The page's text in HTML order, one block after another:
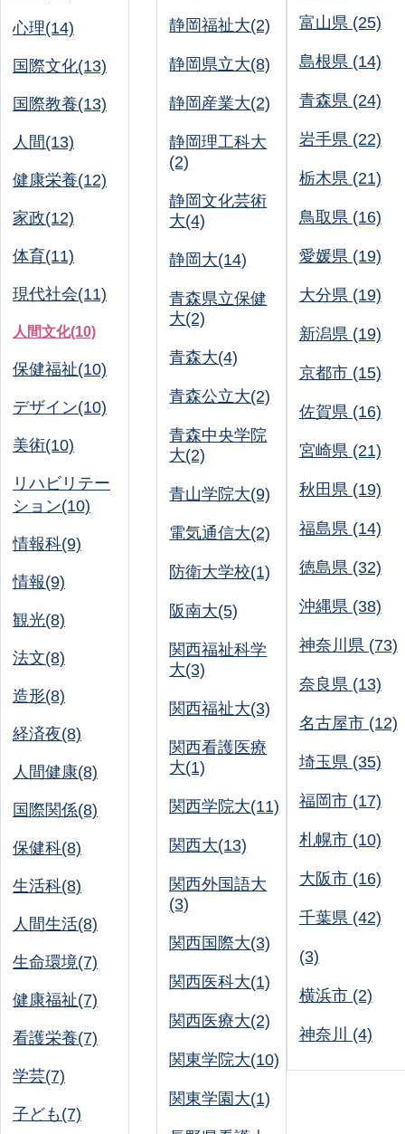
心理(14)
国際文化(13)
国際教養(13)
人間(13)
健康栄養(12)
家政(12)
体育(11)
現代社会(11)
人間文化(10)
保健福祉(10)
デザイン(10)
美術(10)
リハビリテー
ション(10)
情報科(9)
情報(9)
観光(8)
法文(8)
造形(8)
経済夜(8)
人間健康(8)
国際関係(8)
保健科(8)
生活科(8)
人間生活(8)
生命環境(7)
健康福祉(7)
看護栄養(7)
学芸(7)
子ども(7)
静岡福祉大(2)
静岡県立大(8)
静岡産業大(2)
静岡理工科大
(2)
静岡文化芸術
大(4)
静岡大(14)
青森県立保健
大(2)
青森大(4)
青森公立大(2)
青森中央学院
大(2)
青山学院大(9)
電気通信大(2)
防衛大学校(1)
阪南大(5)
関西福祉科学
大(3)
関西福祉大(3)
関西看護医療
大(1)
関西学院大(11)
関西大(13)
関西外国語大
(3)
関西国際大(3)
関西医科大(1)
関西医療大(2)
関東学院大(10)
関東学園大(1)
富山県 (25)
島根県 (14)
青森県 (24)
岩手県 (22)
栃木県 (21)
鳥取県 (16)
愛媛県 (19)
大分県 (19)
新潟県 (19)
京都市 (15)
佐賀県 (16)
宮崎県 (21)
秋田県 (19)
福島県 (14)
徳島県 (32)
沖縄県 (38)
神奈川県 (73)
奈良県 (13)
名古屋市 (12)
埼玉県 (35)
福岡市 (17)
札幌市 (10)
大阪市 (16)
千葉県 (42)
(3)
横浜市 (2)
神奈川 (4)